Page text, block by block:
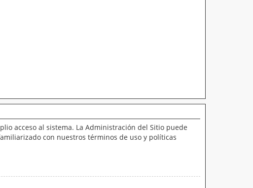
acceso al sistema. La Administración del Sitio puede
con nuestros términos de uso y políticas